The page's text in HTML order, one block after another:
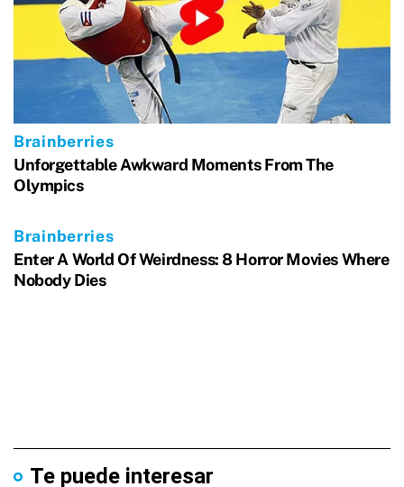
Te puede interesar